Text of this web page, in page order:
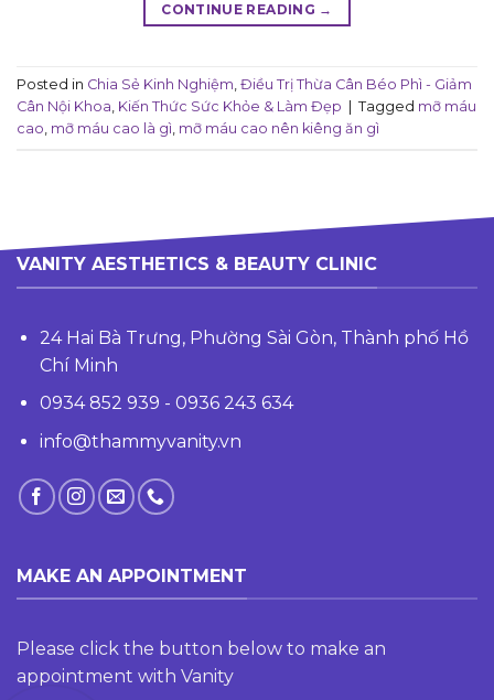
CONTINUE READING →
Posted in Chia Sẻ Kinh Nghiệm, Điều Trị Thừa Cân Béo Phì - Giảm
Cân Nội Khoa, Kiến Thức Sức Khỏe & Làm Đẹp Tagged mỡ máu
cao, mỡ máu cao là gì, mỡ máu cao nên kiêng ăn gì
VANITY AESTHETICS & BEAUTY CLINIC
24 Hai Bà Trưng, Phường Sài Gòn, Thành phố Hồ
Chí Minh
0934 852 939 - 0936 243 634
info@thammyvanity.vn
MAKE AN APPOINTMENT
Please click the button below to make an
appointment with Vanity